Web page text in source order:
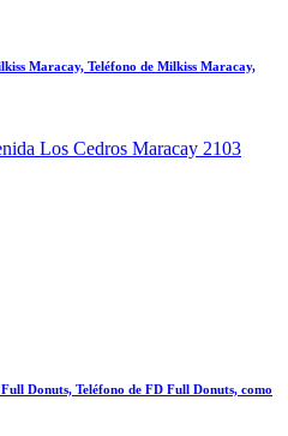
Maracay, Teléfono de Milkiss Maracay,
Los Cedros Maracay 2103
Donuts, Teléfono de FD Full Donuts, como